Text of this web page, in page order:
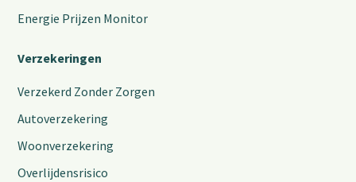
Energie Prijzen Monitor
Verzekeringen
Verzekerd Zonder Zorgen
Autoverzekering
Woonverzekering
Overlijdensrisico